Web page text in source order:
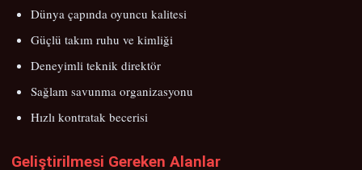
Dünya çapında oyuncu kalitesi
Güçlü takım ruhu ve kimliği
Deneyimli teknik direktör
Sağlam savunma organizasyonu
Hızlı kontratak becerisi
Geliştirilmesi Gereken Alanlar